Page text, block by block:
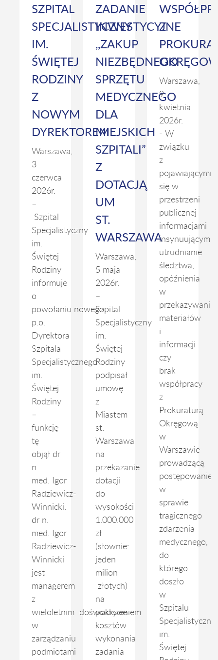
SZPITAL
SPECJALISTYCZNY
IM.
ŚWIĘTEJ
RODZINY
Z
NOWYM
DYREKTOREM
Warszawa,
3
czerwca
2026r.
–
Szpital
Specjalistyczny
im.
Świętej
Rodziny
informuje
o
powołaniu nowego
p.o.
Dyrektora
Szpitala
Specjalistycznego
im.
Świętej
Rodziny
–
funkcję
tę
objął dr
n.
med. Igor
Radziewicz-
Winnicki.
dr n.
med. Igor
Radziewicz-
Winnicki
jest
managerem
z
wieloletnim doświadczeniem
w
zarządzaniu
podmiotami
ZADANIE
INWESTYCYJNE
,,ZAKUP
NIEZBĘDNEGO
SPRZĘTU
MEDYCZNEGO
DLA
MIEJSKICH
SZPITALI”
Z
DOTACJĄ
UM
ST.
WARSZAWA
Warszawa,
5 maja
2026r.
–
Szpital
Specjalistyczny
im.
Świętej
Rodziny
podpisał
umowę
z
Miastem
st.
Warszawa
na
przekazanie
dotacji
do
wysokości
1.000.000
zł
(słownie:
jeden
milion
złotych)
na
pokrycie
kosztów
wykonania
zadania
Z
Warszawa,
9
kwietnia
2026r.
- W
związku
z
pojawiającymi
się w
przestrzeni
publicznej
informacjami
insynuującymi
utrudnianie
śledztwa,
opóźnienia
w
przekazywaniu
materiałów
i
informacji
czy
brak
współpracy
z
Prokuraturą
Okręgową
w
Warszawie
prowadzącą
postępowanie
w
sprawie
tragicznego
zdarzenia
medycznego,
do
którego
doszło
w
Szpitalu
im.
Świętej